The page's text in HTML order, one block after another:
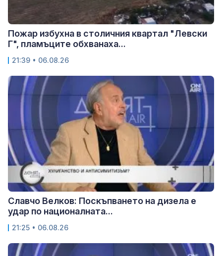
Пожар избухна в столичния квартал "Левски
Г", пламъците обхванаха...
21:39 • 06.08.26
Славчо Велков: Поскъпването на дизела е
удар по националната...
21:25 • 06.08.26